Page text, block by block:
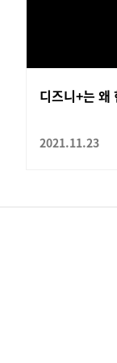
디즈니+는 왜
2021.11.23